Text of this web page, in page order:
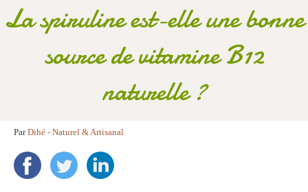
La spiruline est-elle une bonne
source de vitamine B12
naturelle ?
ParDihé - Naturel & Artisanal